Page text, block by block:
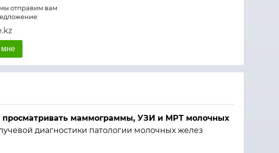
отправим вам
мне
просматривать маммограммы, УЗИ и МРТ молочных
диагностики патологии молочных желез